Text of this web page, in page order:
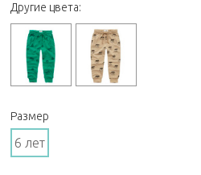
Другие цвета:
Размер
6 лет